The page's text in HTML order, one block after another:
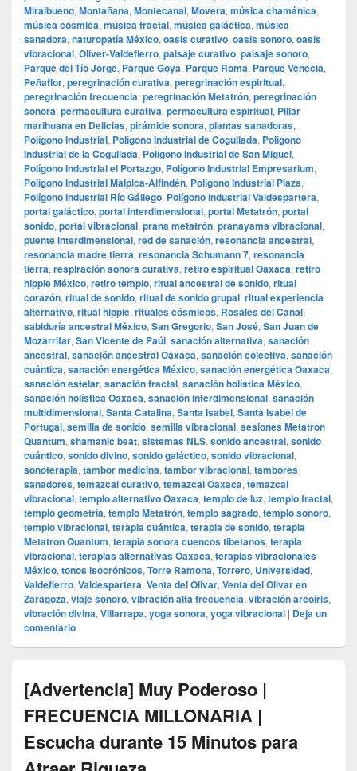
Miralbueno, Montañana, Montecanal, Movera, música chamánica,
música cosmica, música fractal, música galáctica, música
sanadora, naturopatía México, oasis curativo, oasis sonoro, oasis
vibracional, Oliver-Valdefierro, paisaje curativo, paisaje sonoro,
Parque del Tío Jorge, Parque Goya, Parque Roma, Parque Venecia,
Peñaflor, peregrinación curativa, peregrinación espiritual,
peregrinación frecuencia, peregrinación Metatrón, peregrinación
sonora, permacultura curativa, permacultura espiritual, Pillar
marihuana en Delicias, pirámide sonora, plantas sanadoras,
Polígono Industrial, Polígono Industrial de Cogullada, Polígono
Industrial de la Cogullada, Polígono Industrial de San Miguel,
Polígono Industrial el Portazgo, Polígono Industrial Empresarium,
Polígono Industrial Malpica-Alfindén, Polígono Industrial Plaza,
Polígono Industrial Río Gállego, Polígono Industrial Valdespartera,
portal galáctico, portal interdimensional, portal Metatrón, portal
sonido, portal vibracional, prana metatrón, pranayama vibracional,
puente interdimensional, red de sanación, resonancia ancestral,
resonancia madre tierra, resonancia Schumann 7, resonancia
tierra, respiración sonora curativa, retiro espiritual Oaxaca, retiro
hippie México, retiro templo, ritual ancestral de sonido, ritual
corazón, ritual de sonido, ritual de sonido grupal, ritual experiencia
alternativo, ritual hippie, rituales cósmicos, Rosales del Canal,
sabiduría ancestral México, San Gregorio, San José, San Juan de
Mozarrifar, San Vicente de Paúl, sanación alternativa, sanación
ancestral, sanación ancestral Oaxaca, sanación colectiva, sanación
cuántica, sanación energética México, sanación energética Oaxaca,
sanación estelar, sanación fractal, sanación holística México,
sanación holística Oaxaca, sanación interdimensional, sanación
multidimensional, Santa Catalina, Santa Isabel, Santa Isabel de
Portugal, semilla de sonido, semilla vibracional, sesiones Metatron
Quantum, shamanic beat, sistemas NLS, sonido ancestral, sonido
cuántico, sonido divino, sonido galáctico, sonido vibracional,
sonoterapia, tambor medicina, tambor vibracional, tambores
sanadores, temazcal curativo, temazcal Oaxaca, temazcal
vibracional, templo alternativo Oaxaca, templo de luz, templo fractal,
templo geometría, templo Metatrón, templo sagrado, templo sonoro,
templo vibracional, terapia cuántica, terapia de sonido, terapia
Metatron Quantum, terapia sonora cuencos tibetanos, terapia
vibracional, terapias alternativas Oaxaca, terapias vibracionales
México, tonos isocrónicos, Torre Ramona, Torrero, Universidad,
Valdefierro, Valdespartera, Venta del Olivar, Venta del Olivar en
Zaragoza, viaje sonoro, vibración alta frecuencia, vibración arcoíris,
vibración divina, Villarrapa, yoga sonora, yoga vibracional | Deja un
comentario
[Advertencia] Muy Poderoso |
FRECUENCIA MILLONARIA |
Escucha durante 15 Minutos para